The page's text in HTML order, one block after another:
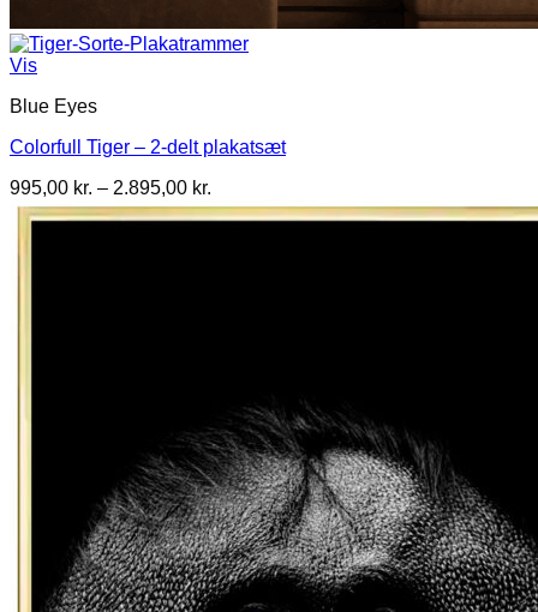
Vis
Blue Eyes
Colorfull Tiger – 2-delt plakatsæt
995,00 kr. – 2.895,00 kr.
995,00 kr.